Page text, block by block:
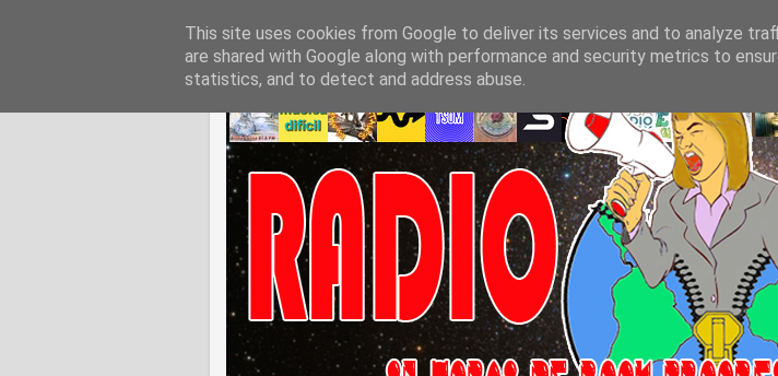
This site uses cookies from Google to deliver its services and to analyze
are shared with Google along with performance and security metrics to
statistics, and to detect and address abuse.